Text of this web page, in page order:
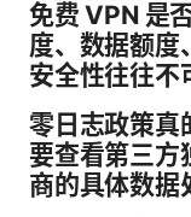
免费 VPN 是
度、数据额度
安全性往往不
零日志政策真
要查看第三方
商的具体数据